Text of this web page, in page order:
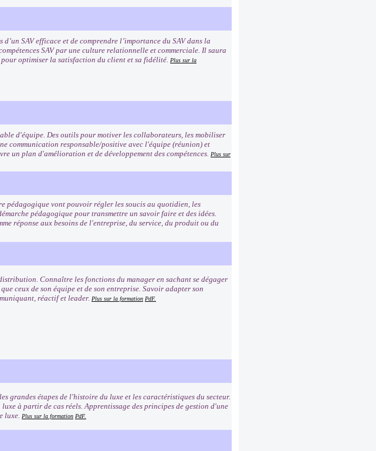
SAV efficace et de comprendre l’importance du SAV dans la
SAV par une culture relationnelle et commerciale. Il saura
optimiser la satisfaction du client et sa fidélité. Plus sur la
d'équipe. Des outils pour motiver les collaborateurs, les mobiliser
communication responsable/positive avec l'équipe (réunion) et
un plan d'amélioration et de développement des compétences. Plus sur
pédagogique vont pouvoir régler les soucis au quotidien, les
pédagogique pour transmettre un savoir faire et des idées.
réponse aux besoins de l'entreprise, du service, du produit ou du
Connaître les fonctions du manager en sachant se dégager
ceux de son équipe et de son entreprise. Savoir adapter son
réactif et leader. Plus sur la formation PdF.
étapes de l'histoire du luxe et les caractéristiques du secteur.
à partir de cas réels. Apprentissage des principes de gestion d'une
luxe. Plus sur la formation PdF.